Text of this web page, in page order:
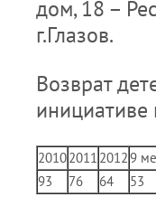
дом, 18 –
г.Глазов.
Возврат
инициативе
20102011 20129
93
76 64 53